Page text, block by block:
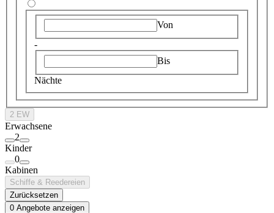
Von
-
Bis
Nächte
2 EW
Erwachsene
2
Kinder
0
Kabinen
Schiffe & Reedereien
Zurücksetzen
0 Angebote anzeigen